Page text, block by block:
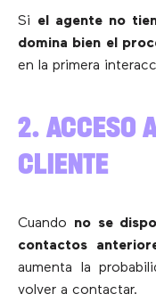
Si el agente no
domina bien el
en la primera
2. ACCESO
CLIENTE
Cuando no se
contactos
aumenta la
volver a contactar.